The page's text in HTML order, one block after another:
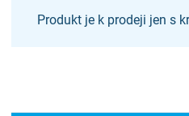
Produkt je k prodeji jen s